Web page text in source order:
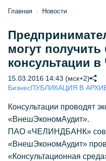
Главная Новости
могут
консультации
15.03.2016 14:43 (мск+2)
БизнесПУБЛИКАЦИЯ В
Консультации проводят
«ВнешЭкономАудит».
ПАО «ЧЕЛИНДБАНК»
«ВнешЭкономАудит»
«Консультационная